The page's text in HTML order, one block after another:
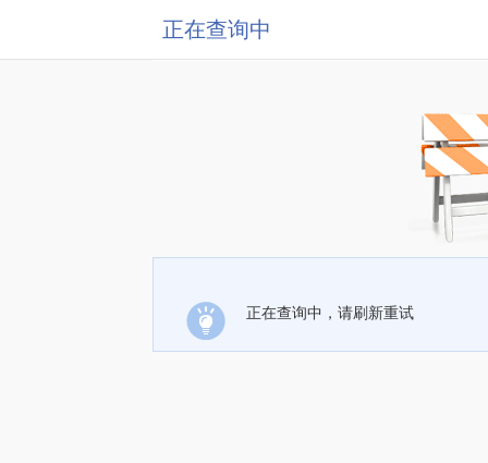
正在查询中
正在查询中，请刷新重试